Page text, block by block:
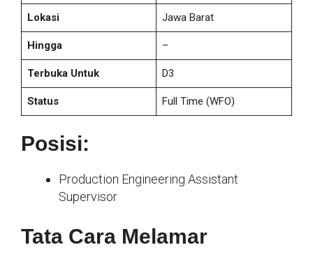
Lokasi Jawa Barat
Hingga –
Terbuka Untuk D3
Status Full Time (WFO)
Posisi:
Production Engineering Assistant
Supervisor
Tata Cara Melamar